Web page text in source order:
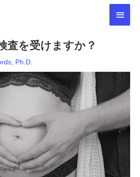
メ
ー
査を受けますか？
Ph.D.